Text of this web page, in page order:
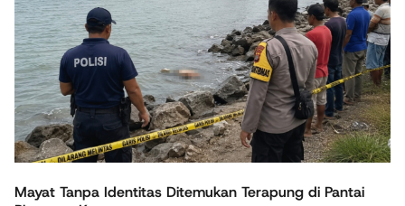
Mayat Tanpa Identitas Ditemukan Terapung di Pantai